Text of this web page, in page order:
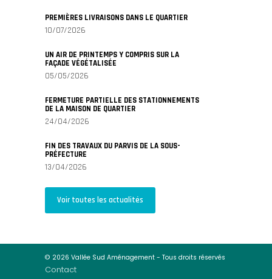
PREMIÈRES LIVRAISONS DANS LE QUARTIER
10/07/2026
UN AIR DE PRINTEMPS Y COMPRIS SUR LA
FAÇADE VÉGÉTALISÉE
05/05/2026
FERMETURE PARTIELLE DES STATIONNEMENTS
DE LA MAISON DE QUARTIER
24/04/2026
FIN DES TRAVAUX DU PARVIS DE LA SOUS-
PRÉFECTURE
13/04/2026
Voir toutes les actualités
© 2026 Vallée Sud Aménagement - Tous droits réservés
Contact